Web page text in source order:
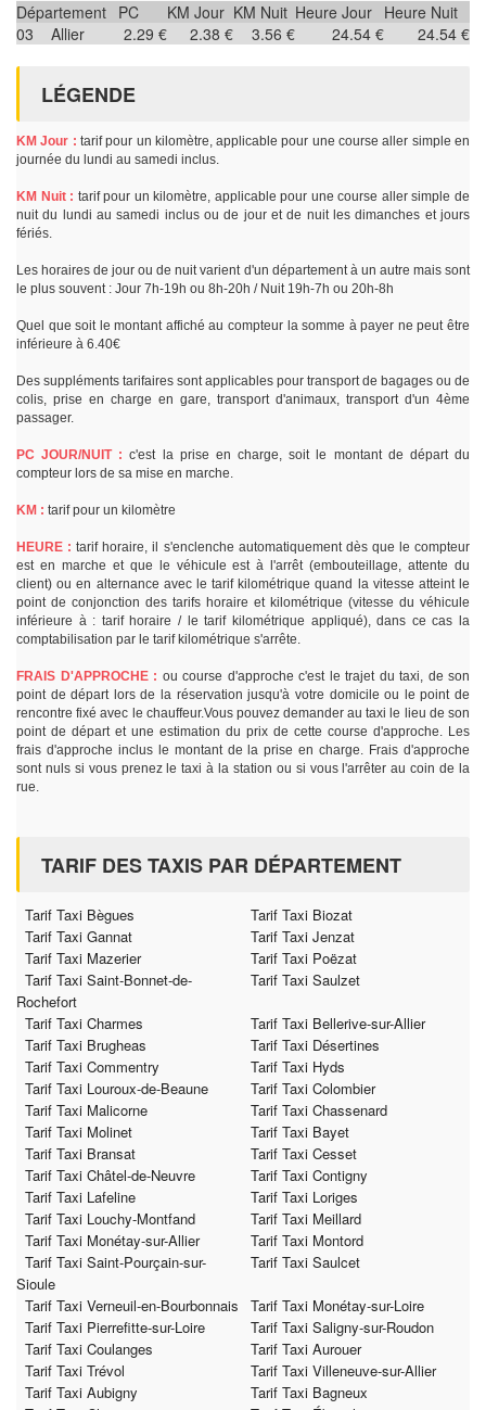
Département PC KM Jour KM Nuit Heure Jour Heure Nuit
03
Allier 2.29 € 2.38 € 3.56 € 24.54 € 24.54 €
LÉGENDE
KM Jour : tarif pour un kilomètre, applicable pour une course aller simple en
journée du lundi au samedi inclus.
KM Nuit : tarif pour un kilomètre, applicable pour une course aller simple de
nuit du lundi au samedi inclus ou de jour et de nuit les dimanches et jours
fériés.
Les horaires de jour ou de nuit varient d'un département à un autre mais sont
le plus souvent : Jour 7h-19h ou 8h-20h / Nuit 19h-7h ou 20h-8h
Quel que soit le montant affiché au compteur la somme à payer ne peut être
inférieure à 6.40€
Des suppléments tarifaires sont applicables pour transport de bagages ou de
colis, prise en charge en gare, transport d'animaux, transport d'un 4ème
passager.
PC JOUR/NUIT : c'est la prise en charge, soit le montant de départ du
compteur lors de sa mise en marche.
KM : tarif pour un kilomètre
HEURE : tarif horaire, il s'enclenche automatiquement dès que le compteur
est en marche et que le véhicule est à l'arrêt (embouteillage, attente du
client) ou en alternance avec le tarif kilométrique quand la vitesse atteint le
point de conjonction des tarifs horaire et kilométrique (vitesse du véhicule
inférieure à : tarif horaire / le tarif kilométrique appliqué), dans ce cas la
comptabilisation par le tarif kilométrique s'arrête.
FRAIS D'APPROCHE : ou course d'approche c'est le trajet du taxi, de son
point de départ lors de la réservation jusqu'à votre domicile ou le point de
rencontre fixé avec le chauffeur.Vous pouvez demander au taxi le lieu de son
point de départ et une estimation du prix de cette course d'approche. Les
frais d'approche inclus le montant de la prise en charge. Frais d'approche
sont nuls si vous prenez le taxi à la station ou si vous l'arrêter au coin de la
rue.
TARIF DES TAXIS PAR DÉPARTEMENT
Tarif Taxi Bègues
Tarif Taxi Biozat
Tarif Taxi Gannat
Tarif Taxi Jenzat
Tarif Taxi Mazerier
Tarif Taxi Poëzat
Tarif Taxi Saint-Bonnet-de-
Rochefort
Tarif Taxi Saulzet
Tarif Taxi Charmes
Tarif Taxi Bellerive-sur-Allier
Tarif Taxi Brugheas
Tarif Taxi Désertines
Tarif Taxi Commentry
Tarif Taxi Hyds
Tarif Taxi Louroux-de-Beaune
Tarif Taxi Colombier
Tarif Taxi Malicorne
Tarif Taxi Chassenard
Tarif Taxi Molinet
Tarif Taxi Bayet
Tarif Taxi Bransat
Tarif Taxi Cesset
Tarif Taxi Châtel-de-Neuvre
Tarif Taxi Contigny
Tarif Taxi Lafeline
Tarif Taxi Loriges
Tarif Taxi Louchy-Montfand
Tarif Taxi Meillard
Tarif Taxi Monétay-sur-Allier
Tarif Taxi Montord
Tarif Taxi Saint-Pourçain-sur-
Sioule
Tarif Taxi Saulcet
Tarif Taxi Verneuil-en-Bourbonnais
Tarif Taxi Monétay-sur-Loire
Tarif Taxi Pierrefitte-sur-Loire
Tarif Taxi Saligny-sur-Roudon
Tarif Taxi Coulanges
Tarif Taxi Aurouer
Tarif Taxi Trévol
Tarif Taxi Villeneuve-sur-Allier
Tarif Taxi Aubigny
Tarif Taxi Bagneux